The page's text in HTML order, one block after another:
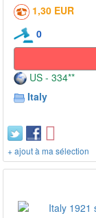
1,30 EUR
0
US - 334**
Italy
+ ajout à ma sélection